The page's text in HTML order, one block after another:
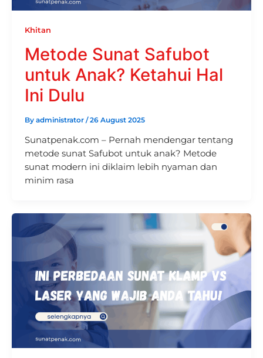
Khitan
Metode Sunat Safubot
untuk Anak? Ketahui Hal
Ini Dulu
By administrator /26 August 2025
Sunatpenak.com – Pernah mendengar tentang
metode sunat Safubot untuk anak? Metode
sunat modern ini diklaim lebih nyaman dan
minim rasa